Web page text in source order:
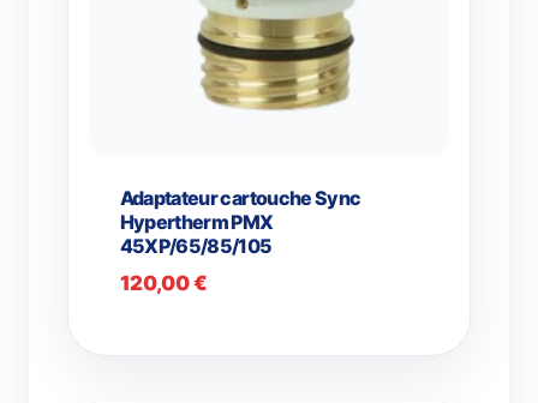
Adaptateur cartouche Sync
Hypertherm PMX
45XP/65/85/105
120,00€